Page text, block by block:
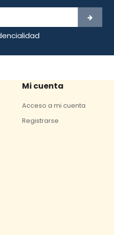
Mi cuenta
Acceso a mi cuenta
Registrarse